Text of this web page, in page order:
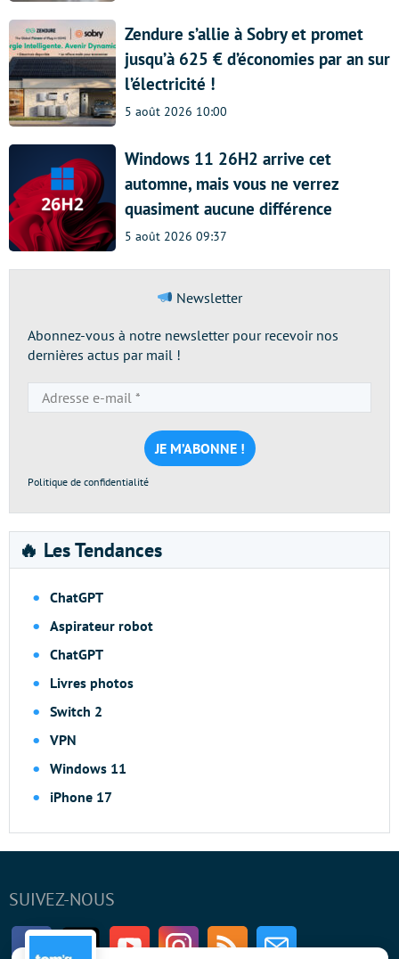
Zendure s’allie à Sobry et promet
jusqu’à 625 € d’économies par an sur
l’électricité !
5 août 2026 10:00
Windows 11 26H2 arrive cet
automne, mais vous ne verrez
quasiment aucune différence
5 août 2026 09:37
Newsletter
Abonnez-vous à notre newsletter pour recevoir nos
dernières actus par mail !
e-
mail
*
Politique de confidentialité
🔥 Les Tendances
ChatGPT
Aspirateur robot
ChatGPT
Livres photos
Switch 2
VPN
Windows 11
iPhone 17
SUIVEZ-NOUS
FacebookTwitter Youtube InstagramRSS Newsletter